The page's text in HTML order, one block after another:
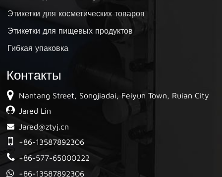
Этикетки для косметических товаров
Этикетки для пищевых продуктов
Гибкая упаковка
Контакты
Nantang Street, Songjiadai, Feiyun Town, Ruian City
Jared Lin
Jared@ztyj.cn
+86-13587892306
+86-577-65000222
+86-13587892306